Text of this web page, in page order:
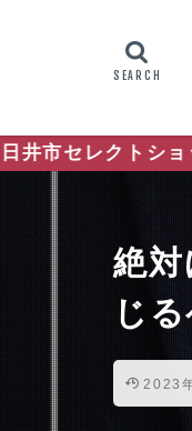
ショップ『
絶
じ
2023